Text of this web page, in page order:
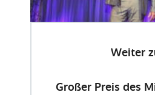
Weiter
Großer Preis des